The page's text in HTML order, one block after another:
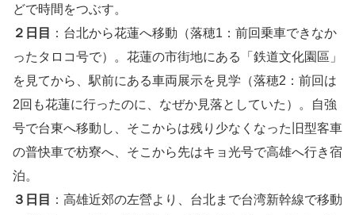
どで時間をつぶす。
２日目
：台北から花蓮へ移動（落穂1：前回乗車できなか
ったタロコ号で）。花蓮の市街地にある「鉄道文化園區」
を見てから、駅前にある車両展示を見学（落穂2：前回は
2回も花蓮に行ったのに、なぜか見落としていた）。自強
号で台東へ移動し、そこからは残り少なくなった旧型客車
の普快車で枋寮へ、そこから先はキョ光号で高雄へ行き宿
泊。
３日目
：高雄近郊の左營より、台北まで台湾新幹線で移動